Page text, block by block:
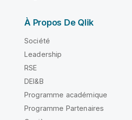
À Propos De Qlik
Société
Leadership
RSE
DEI&B
Programme académique
Programme Partenaires